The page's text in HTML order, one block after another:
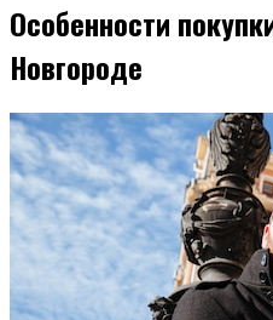
Особенности
Новгороде